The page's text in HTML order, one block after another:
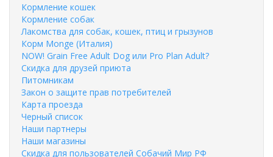
Кормление кошек
Кормление собак
Лакомства для собак, кошек, птиц и грызунов
Корм Monge (Италия)
NOW! Grain Free Adult Dog или Pro Plan Adult?
Скидка для друзей приюта
Питомникам
Закон о защите прав потребителей
Карта проезда
Черный список
Наши партнеры
Наши магазины
Скидка для пользователей Собачий Мир РФ